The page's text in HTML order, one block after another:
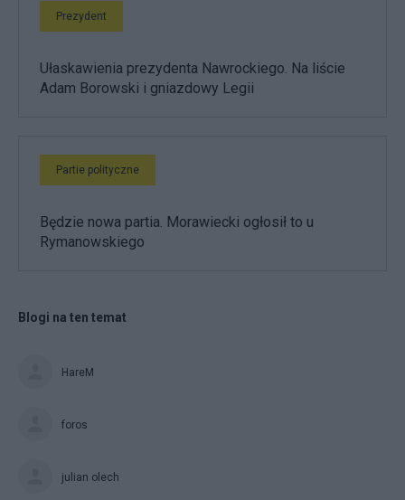
Prezydent
Ułaskawienia prezydenta Nawrockiego. Na liście
Adam Borowski i gniazdowy Legii
Partie polityczne
Będzie nowa partia. Morawiecki ogłosił to u
Rymanowskiego
Blogi na ten temat
HareM
foros
julian olech